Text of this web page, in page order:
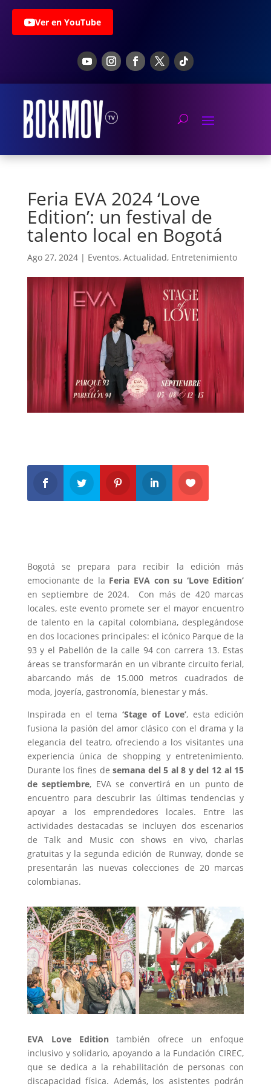
Ver en YouTube
Feria EVA 2024 ‘Love
Edition’: un festival de
talento local en Bogotá
Ago 27, 2024| Eventos, Actualidad, Entretenimiento
Bogotá se prepara para recibir la edición más
emocionante de la Feria EVA con su ‘Love Edition’
en septiembre de 2024. Con más de 420 marcas
locales, este evento promete ser el mayor encuentro
de talento en la capital colombiana, desplegándose
en dos locaciones principales: el icónico Parque de la
93 y el Pabellón de la calle 94 con carrera 13. Estas
áreas se transformarán en un vibrante circuito ferial,
abarcando más de 15.000 metros cuadrados de
moda, joyería, gastronomía, bienestar y más.
Inspirada en el tema ‘Stage of Love’, esta edición
fusiona la pasión del amor clásico con el drama y la
elegancia del teatro, ofreciendo a los visitantes una
experiencia única de shopping y entretenimiento.
Durante los fines desemana del 5 al 8 y del 12 al 15
de septiembre, EVA se convertirá en un punto de
encuentro para descubrir las últimas tendencias y
apoyar a los emprendedores locales. Entre las
actividades destacadas se incluyen dos escenarios
de Talk and Music con shows en vivo, charlas
gratuitas y la segunda edición de Runway, donde se
presentarán las nuevas colecciones de 20 marcas
colombianas.
EVA Love Editiontambién ofrece un enfoque
inclusivo y solidario, apoyando a la Fundación CIREC,
que se dedica a la rehabilitación de personas con
discapacidad física. Además, los asistentes podrán